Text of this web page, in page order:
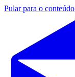
Pular para o conteúdo